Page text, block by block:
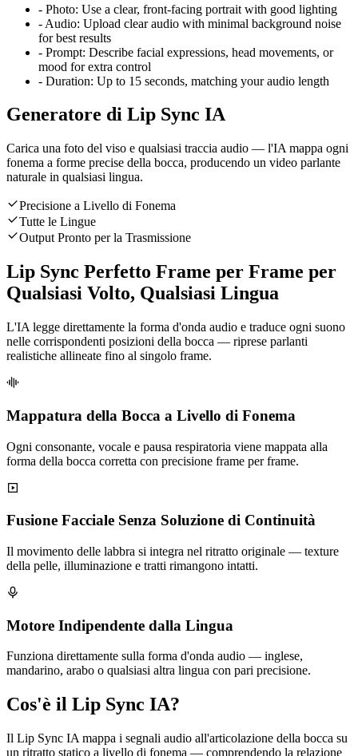
- Photo: Use a clear, front-facing portrait with good lighting
- Audio: Upload clear audio with minimal background noise
for best results
- Prompt: Describe facial expressions, head movements, or
mood for extra control
- Duration: Up to 15 seconds, matching your audio length
Generatore di Lip Sync IA
Carica una foto del viso e qualsiasi traccia audio — l'IA mappa ogni
fonema a forme precise della bocca, producendo un video parlante
naturale in qualsiasi lingua.
Precisione a Livello di Fonema
Tutte le Lingue
Output Pronto per la Trasmissione
Lip Sync Perfetto Frame per Frame per
Qualsiasi Volto, Qualsiasi Lingua
L'IA legge direttamente la forma d'onda audio e traduce ogni suono
nelle corrispondenti posizioni della bocca — riprese parlanti
realistiche allineate fino al singolo frame.
Mappatura della Bocca a Livello di Fonema
Ogni consonante, vocale e pausa respiratoria viene mappata alla
forma della bocca corretta con precisione frame per frame.
Fusione Facciale Senza Soluzione di Continuità
Il movimento delle labbra si integra nel ritratto originale — texture
della pelle, illuminazione e tratti rimangono intatti.
Motore Indipendente dalla Lingua
Funziona direttamente sulla forma d'onda audio — inglese,
mandarino, arabo o qualsiasi altra lingua con pari precisione.
Cos'è il Lip Sync IA?
Il Lip Sync IA mappa i segnali audio all'articolazione della bocca su
un ritratto statico a livello di fonema — comprendendo la relazione